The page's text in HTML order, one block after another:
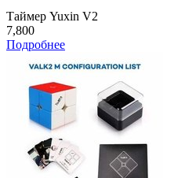
Таймер Yuxin V2
7,800
Подробнее